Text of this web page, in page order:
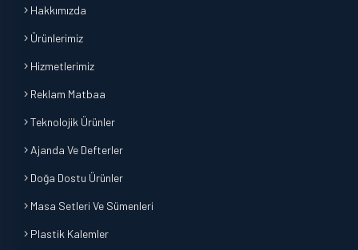
Hakkımızda
Ürünlerimiz
Hizmetlerimiz
Reklam Matbaa
Teknolojik Ürünler
Ajanda Ve Defterler
Doğa Dostu Ürünler
Masa Setleri Ve Sümenleri
Plastik Kalemler